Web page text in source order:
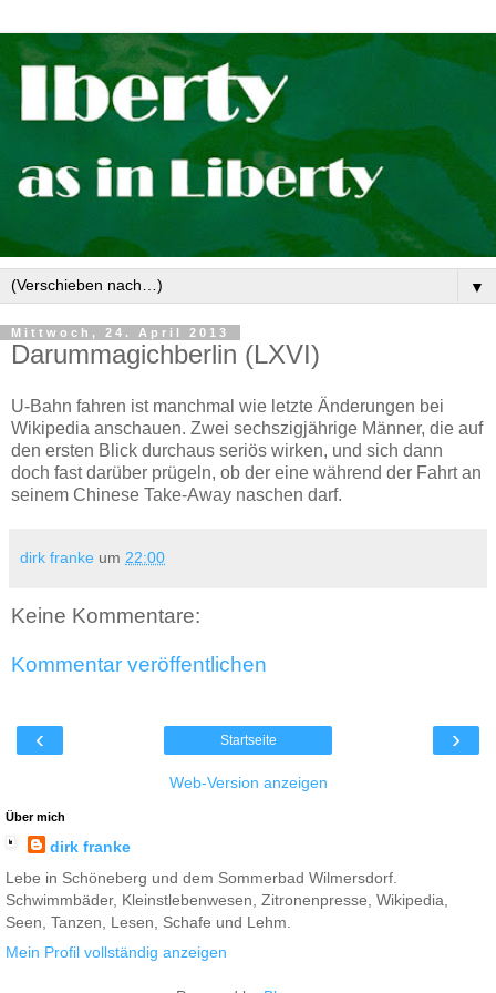
▼
Mittwoch, 24. April 2013
Darummagichberlin (LXVI)
U-Bahn fahren ist manchmal wie letzte Änderungen bei
Wikipedia anschauen. Zwei sechszigjährige Männer, die auf
den ersten Blick durchaus seriös wirken, und sich dann
doch fast darüber prügeln, ob der eine während der Fahrt an
seinem Chinese Take-Away naschen darf.
dirk franke um 22:00
Keine Kommentare:
Kommentar veröffentlichen
‹ ›
Startseite
Web-Version anzeigen
Über mich
dirk franke
Lebe in Schöneberg und dem Sommerbad Wilmersdorf.
Schwimmbäder, Kleinstlebenwesen, Zitronenpresse, Wikipedia,
Seen, Tanzen, Lesen, Schafe und Lehm.
Mein Profil vollständig anzeigen